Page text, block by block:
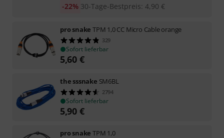
30-Tage-Bestpreis: 4,90 €
-22%
pro snake TPM 1,0 CC Micro Cable orange
329
Sofort lieferbar
5,60 €
the sssnake SM6BL
2794
Sofort lieferbar
5,90 €
pro snake TPM 1,0